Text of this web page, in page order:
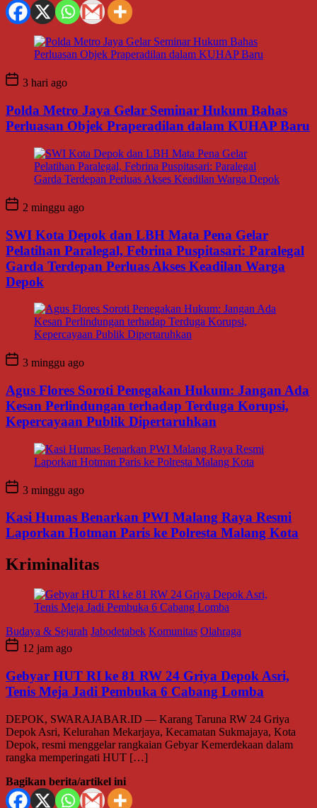
3 hari ago
Polda Metro Jaya Gelar Seminar Hukum Bahas
Perluasan Objek Praperadilan dalam KUHAP Baru
2 minggu ago
SWI Kota Depok dan LBH Mata Pena Gelar
Pelatihan Paralegal, Febrina Puspitasari: Paralegal
Garda Terdepan Perluas Akses Keadilan Warga
Depok
3 minggu ago
Agus Flores Soroti Penegakan Hukum: Jangan Ada
Kesan Perlindungan terhadap Terduga Korupsi,
Kepercayaan Publik Dipertaruhkan
3 minggu ago
Kasi Humas Benarkan PWI Malang Raya Resmi
Laporkan Hotman Paris ke Polresta Malang Kota
Kriminalitas
Budaya & Sejarah Jabodetabek Komunitas Olahraga
12 jam ago
Gebyar HUT RI ke 81 RW 24 Griya Depok Asri,
Tenis Meja Jadi Pembuka 6 Cabang Lomba
DEPOK, SWARAJABAR.ID — Karang Taruna RW 24 Griya
Depok Asri, Kelurahan Mekarjaya, Kecamatan Sukmajaya, Kota
Depok, resmi menggelar rangkaian Gebyar Kemerdekaan dalam
rangka memperingati HUT […]
Bagikan berita/artikel ini